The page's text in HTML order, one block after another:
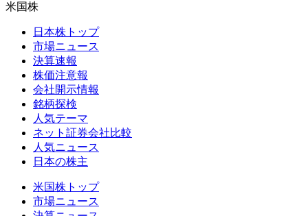
米国株
日本株トップ
市場ニュース
決算速報
株価注意報
会社開示情報
銘柄探検
人気テーマ
ネット証券会社比較
人気ニュース
日本の株主
米国株トップ
市場ニュース